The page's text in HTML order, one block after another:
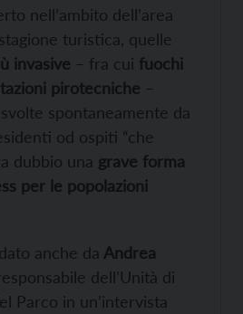
nell’ambito dell’area
turistica, quelle
invasive – fra cui fuochi
pirotecniche –
spontaneamente da
od ospiti “che
dubbio una grave forma
per le popolazioni
anche da Andrea
dell’Unità di
Parco in un’intervista